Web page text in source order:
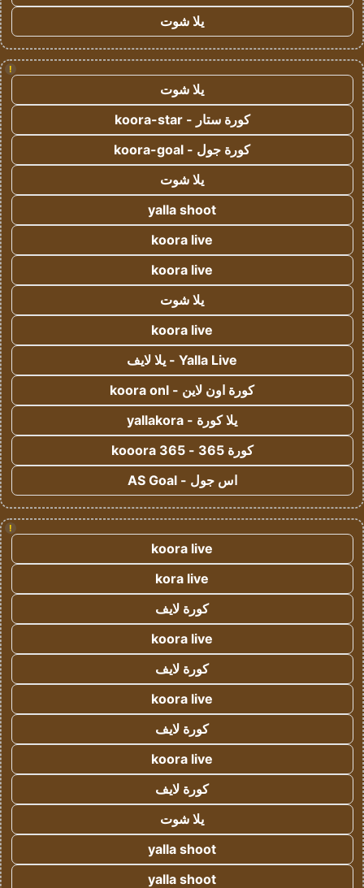
يلا شوت
!
يلا شوت
كورة ستار - koora-star
كورة جول - koora-goal
يلا شوت
yalla shoot
koora live
koora live
يلا شوت
koora live
Yalla Live - يلا لايف
كورة اون لاين - koora onl
يلا كورة - yallakora
كورة 365 - kooora 365
اس جول - AS Goal
!
koora live
kora live
كورة لايف
koora live
كورة لايف
koora live
كورة لايف
koora live
كورة لايف
يلا شوت
yalla shoot
yalla shoot